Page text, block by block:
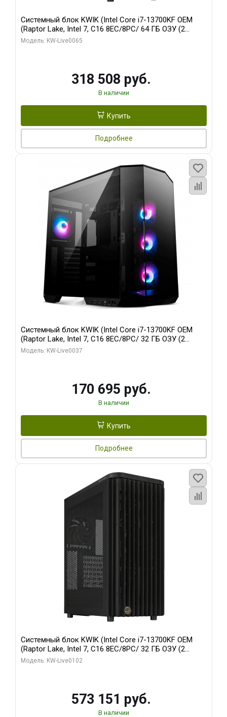
Системный блок KWIK (Intel Core i7-13700KF OEM
(Raptor Lake, Intel 7, C16 8EC/8PC/ 64 ГБ ОЗУ (2
модуля)/ ASUS RTX5080 PROART OC 16GB GDDR7
Модель: KW-Live0065
318 508 руб.
В наличии
Купить
Подробнее
Системный блок KWIK (Intel Core i7-13700KF OEM
(Raptor Lake, Intel 7, C16 8EC/8PC/ 32 ГБ ОЗУ (2
модуля)/ Gigabyte RTX5070 AERO OC 12GB GDDR7
Модель: KW-Live0037
170 695 руб.
В наличии
Купить
Подробнее
Системный блок KWIK (Intel Core i7-13700KF OEM
(Raptor Lake, Intel 7, C16 8EC/8PC/ 32 ГБ ОЗУ (2
модуля)/ Afox RTX4090 24GB GDDR6X 384-Bit 3xDP
Модель: KW-Live0102
573 151 руб.
В наличии